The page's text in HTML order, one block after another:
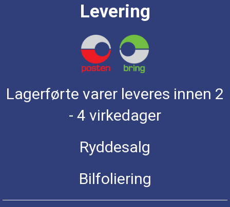
Levering
Lagerførte varer leveres innen 2
- 4 virkedager
Ryddesalg
Bilfoliering